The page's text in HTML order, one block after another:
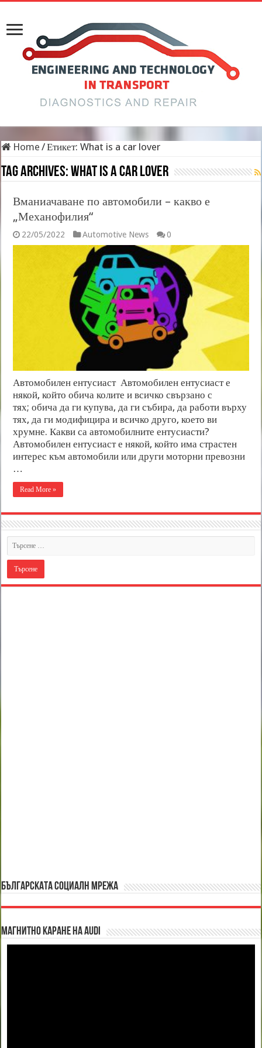
Home /Етикет:What is a car lover
Tag Archives:What is a car lover
Вманиачаване по автомобили – какво е
„Механофилия“
22/05/2022 Automotive News 0
Автомобилен ентусиаст Автомобилен ентусиаст е
някой, който обича колите и всичко свързано с
тях; обича да ги купува, да ги събира, да работи върху
тях, да ги модифицира и всичко друго, което ви
хрумне. Какви са автомобилните ентусиасти?
Автомобилен ентусиаст е някой, който има страстен
интерес към автомобили или други моторни превозни
…
Read More »
БЪЛГАРСКАТА СОЦИАЛН МРЕЖА
Магнитно каране на Audi